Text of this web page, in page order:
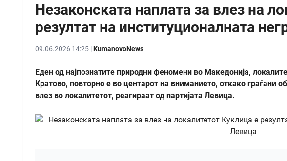
Незаконската наплата за влез на
резултат на институционалната
09.06.2026 14:25 |KumanovoNews
Еден од најпознатите природни феномени во Македонија,
Кратово, повторно е во центарот на вниманието, откако граѓани
влез во локалитетот, реагираат од партијата Левица.